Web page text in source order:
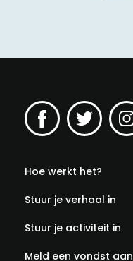
Hoe werkt het?
Stuur je verhaal in
Stuur je activiteit in
Meld een vondst aan